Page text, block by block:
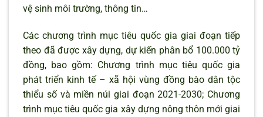
vệ sinh môi trường, thông tin…
Các chương trình mục tiêu quốc gia giai đoạn tiếp
theo đã được xây dựng, dự kiến phân bổ 100.000 tỷ
đồng, bao gồm: Chương trình mục tiêu quốc gia
phát triển kinh tế – xã hội vùng đồng bào dân tộc
thiểu số và miền núi giai đoạn 2021-2030; Chương
trình mục tiêu quốc gia xây dựng nông thôn mới giai